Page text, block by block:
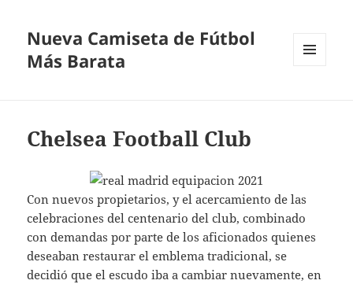
Nueva Camiseta de Fútbol
Más Barata
Chelsea Football Club
Con nuevos propietarios, y el acercamiento de las
celebraciones del centenario del club, combinado
con demandas por parte de los aficionados quienes
deseaban restaurar el emblema tradicional, se
decidió que el escudo iba a cambiar nuevamente, en